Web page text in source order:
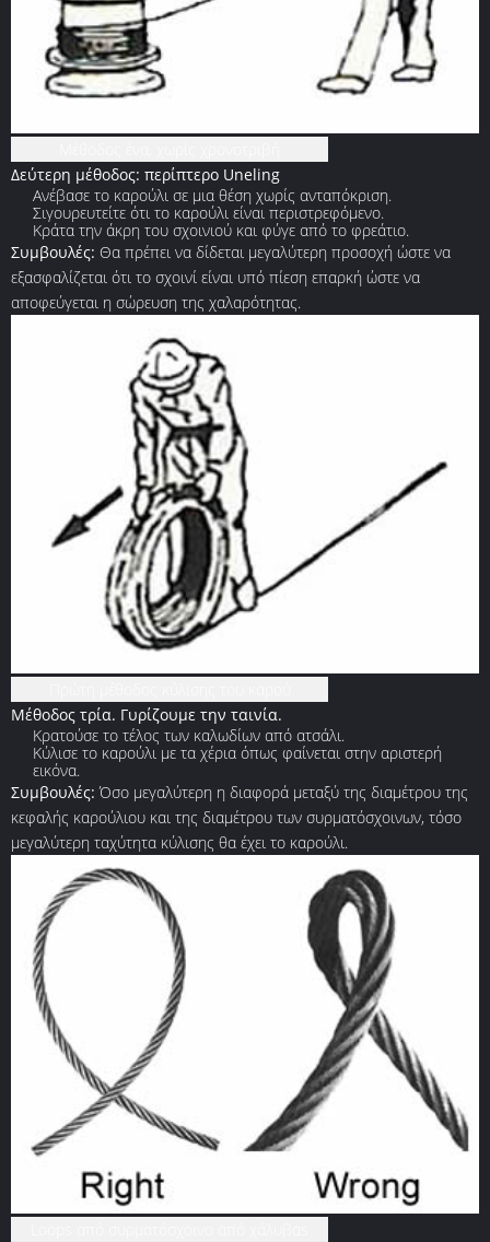
Δεύτερη μέθοδος: περίπτερο Uneling
Ανέβασε το καρούλι σε μια θέση χωρίς ανταπόκριση.
Σιγουρευτείτε ότι το καρούλι είναι περιστρεφόμενο.
Κράτα την άκρη του σχοινιού και φύγε από το φρεάτιο.
Συμβουλές: Θα πρέπει να δίδεται μεγαλύτερη προσοχή ώστε να
εξασφαλίζεται ότι το σχοινί είναι υπό πίεση επαρκή ώστε να
αποφεύγεται η σώρευση της χαλαρότητας.
Μέθοδος τρία. Γυρίζουμε την ταινία.
Κρατούσε το τέλος των καλωδίων από ατσάλι.
Κύλισε το καρούλι με τα χέρια όπως φαίνεται στην αριστερή
εικόνα.
Συμβουλές: Όσο μεγαλύτερη η διαφορά μεταξύ της διαμέτρου της
κεφαλής καρούλιου και της διαμέτρου των συρματόσχοινων, τόσο
μεγαλύτερη ταχύτητα κύλισης θα έχει το καρούλι.